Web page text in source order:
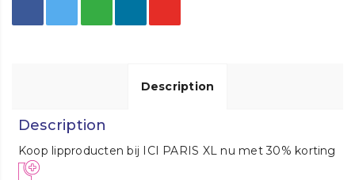
Description
Description
Koop lipproducten bij ICI PARIS XL nu met 30% korting